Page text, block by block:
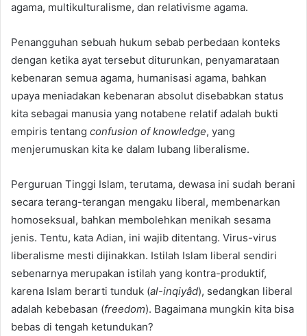
agama, multikulturalisme, dan relativisme agama.
Penangguhan sebuah hukum sebab perbedaan konteks
dengan ketika ayat tersebut diturunkan, penyamarataan
kebenaran semua agama, humanisasi agama, bahkan
upaya meniadakan kebenaran absolut disebabkan status
kita sebagai manusia yang notabene relatif adalah bukti
empiris tentang confusion of knowledge, yang
menjerumuskan kita ke dalam lubang liberalisme.
Perguruan Tinggi Islam, terutama, dewasa ini sudah berani
secara terang-terangan mengaku liberal, membenarkan
homoseksual, bahkan membolehkan menikah sesama
jenis. Tentu, kata Adian, ini wajib ditentang. Virus-virus
liberalisme mesti dijinakkan. Istilah Islam liberal sendiri
sebenarnya merupakan istilah yang kontra-produktif,
karena Islam berarti tunduk (al-inqiyâd), sedangkan liberal
adalah kebebasan (freedom). Bagaimana mungkin kita bisa
bebas di tengah ketundukan?